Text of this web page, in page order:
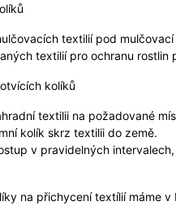
textilií pod
textilií pro ochranu rostlin
kolíků
textilii na požadované
kolík skrz textilii do země.
v pravidelných
na přichycení textílií máme v